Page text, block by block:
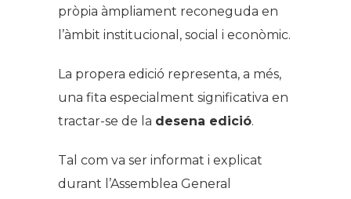
pròpia àmpliament reconeguda en
l’àmbit institucional, social i econòmic.
La propera edició representa, a més,
una fita especialment significativa en
tractar-se de la desena edició.
Tal com va ser informat i explicat
durant l’Assemblea General